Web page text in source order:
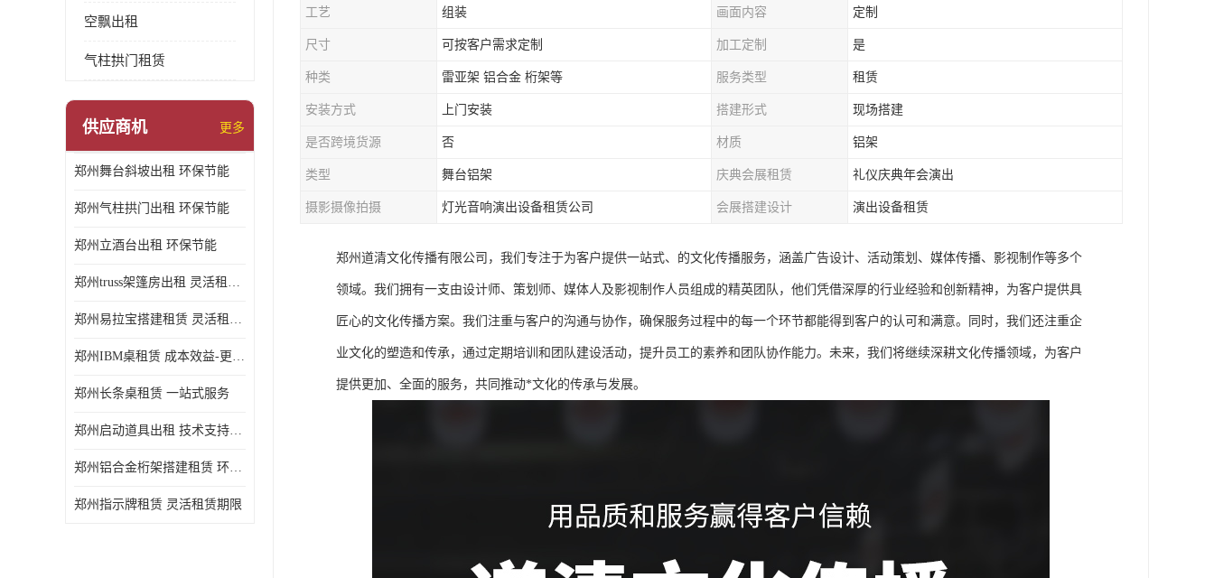
空飘出租
气柱拱门租赁
供应商机 更多
郑州舞台斜坡出租 环保节能
郑州气柱拱门出租 环保节能
郑州立酒台出租 环保节能
郑州truss架篷房出租 灵活租赁期限
郑州易拉宝搭建租赁 灵活租赁期限
郑州IBM桌租赁 成本效益-更具经济性和实用性
郑州长条桌租赁 一站式服务
郑州启动道具出租 技术支持与现场服务
郑州铝合金桁架搭建租赁 环保节能
郑州指示牌租赁 灵活租赁期限
工艺 组装 画面内容 定制
尺寸 可按客户需求定制 加工定制 是
种类 雷亚架 铝合金 桁架等 服务类型 租赁
安装方式 上门安装 搭建形式 现场搭建
是否跨境货源 否 材质 铝架
类型 舞台铝架 庆典会展租赁 礼仪庆典年会演出
摄影摄像拍摄 灯光音响演出设备租赁公司 会展搭建设计 演出设备租赁
郑州道清文化传播有限公司，我们专注于为客户提供一站式、的文化传播服务，涵盖广告设计、活动策划、媒体传播、影视制作等多个
领域。我们拥有一支由设计师、策划师、媒体人及影视制作人员组成的精英团队，他们凭借深厚的行业经验和创新精神，为客户提供具
匠心的文化传播方案。我们注重与客户的沟通与协作，确保服务过程中的每一个环节都能得到客户的认可和满意。同时，我们还注重企
业文化的塑造和传承，通过定期培训和团队建设活动，提升员工的素养和团队协作能力。未来，我们将继续深耕文化传播领域，为客户
提供更加、全面的服务，共同推动*文化的传承与发展。